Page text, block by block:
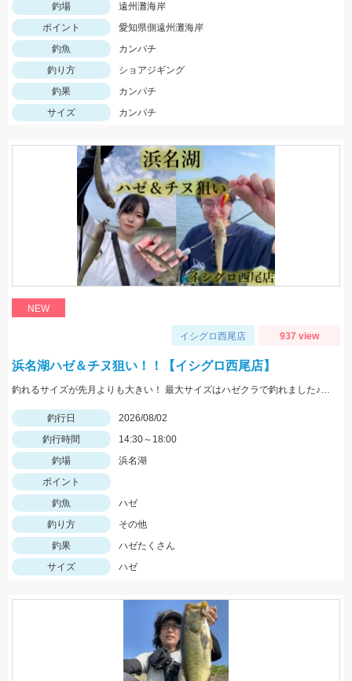
釣場
遠州灘海岸
ポイント
愛知県側遠州灘海岸
釣魚
カンパチ
釣り方
ショアジギング
釣果
カンパチ
サイズ
カンパチ
NEW
イシグロ西尾店 937 view
浜名湖ハゼ＆チヌ狙い！！【イシグロ西尾店】
釣れるサイズが先月よりも大きい！ 最大サイズはハゼクラで釣れました♪ 夕マヅメは一面ボイルだらけ！！果たして結果は...
釣行日
2026/08/02
釣行時間
14:30～18:00
釣場
浜名湖
ポイント
釣魚
ハゼ
釣り方
その他
釣果
ハゼたくさん
サイズ
ハゼ